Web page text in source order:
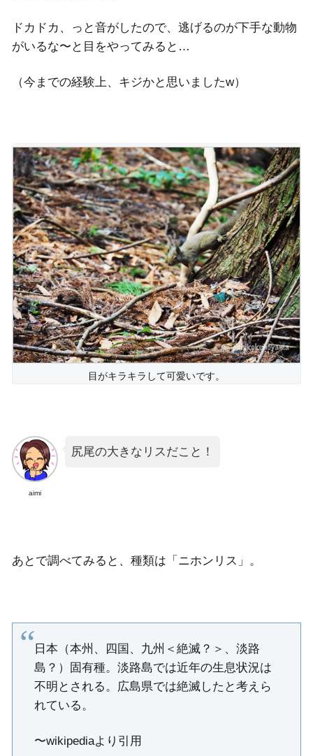
ドカドカ、っと音がしたので、逃げるのが下手な動物
がいるな〜と目をやってみると…
（今までの経験上、キジかと思いましたw）
目がキラキラして可愛いです。
aimi
尻尾の大きなリスだこと！
あとで調べてみると、種類は「ニホンリス」。
日本（本州、四国、九州＜絶滅？＞、淡路
島？）固有種。淡路島では近年の生息状況は
不明とされる。広島県では絶滅したと考えら
れている。
〜wikipediaより引用